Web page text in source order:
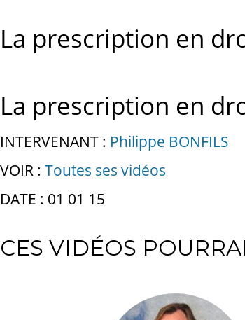
La prescription en
La prescription en
INTERVENANT : Philippe BONFILS
VOIR : Toutes ses vidéos
DATE : 01 01 15
CES VIDÉOS